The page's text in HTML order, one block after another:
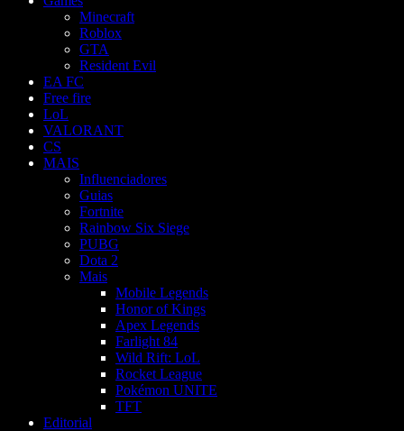
Minecraft
Roblox
GTA
Resident Evil
EA FC
Free fire
LoL
VALORANT
CS
MAIS
Influenciadores
Guias
Fortnite
Rainbow Six Siege
PUBG
Dota 2
Mais
Mobile Legends
Honor of Kings
Apex Legends
Farlight 84
Wild Rift: LoL
Rocket League
Pokémon UNITE
TFT
Editorial